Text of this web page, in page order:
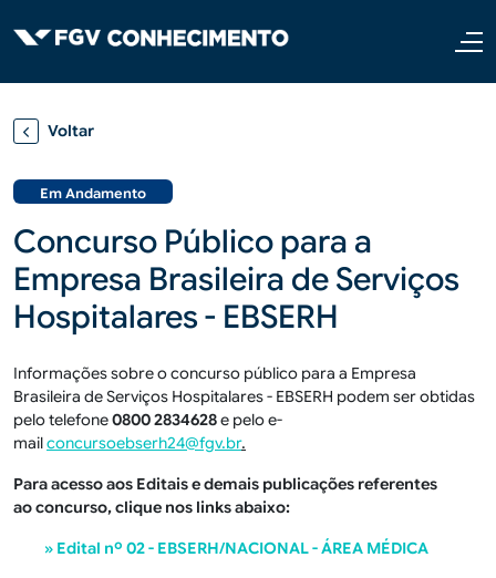
Voltar
Em Andamento
Concurso Público para a
Empresa Brasileira de Serviços
Hospitalares - EBSERH
Informações sobre o concurso público para a Empresa
Brasileira de Serviços Hospitalares - EBSERH podem ser obtidas
pelo telefone0800 2834628e pelo e-
mailconcursoebserh24@fgv.br.
Para acesso aos Editais e demais publicações referentes
ao concurso, clique nos links abaixo:
» Edital nº 02 - EBSERH/NACIONAL - ÁREA MÉDICA